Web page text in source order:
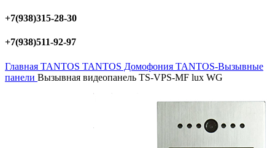
+7(938)315-28-30
+7(938)511-92-97
Главная TANTOS TANTOS Домофония TANTOS-Вызывные
панели Вызывная видеопанель TS-VPS-MF lux WG